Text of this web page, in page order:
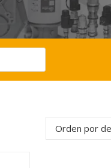
Orden por